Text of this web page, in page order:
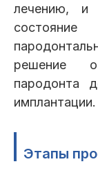
лечению, и
состояние
решение о
пародонта
имплантации.
Этапы